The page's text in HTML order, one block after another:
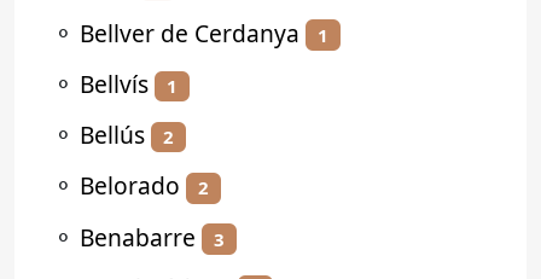
⚬ Bellver de Cerdanya 1
⚬ Bellvís 1
⚬ Bellús 2
⚬ Belorado 2
⚬ Benabarre 3